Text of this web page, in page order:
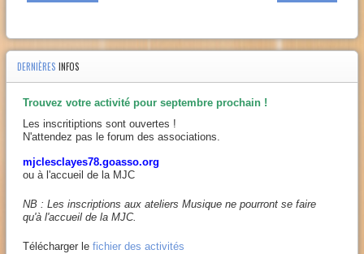
DERNIÈRES INFOS
Trouvez votre activité pour septembre prochain !
Les inscritiptions sont ouvertes !
N'attendez pas le forum des associations.
mjclesclayes78.goasso.org
ou à l'accueil de la MJC
NB : Les inscriptions aux ateliers Musique ne pourront se faire
qu'à l'accueil de la MJC.
Télécharger le fichier des activités